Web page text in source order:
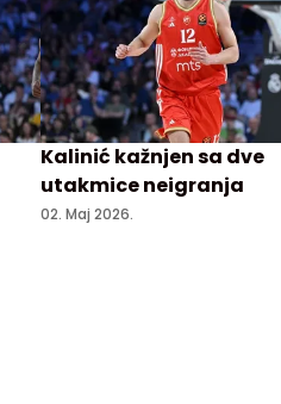
Kalinić kažnjen sa dve
utakmice neigranja
02. Maj 2026.